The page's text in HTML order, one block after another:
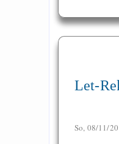
Let-
So, 08/11/